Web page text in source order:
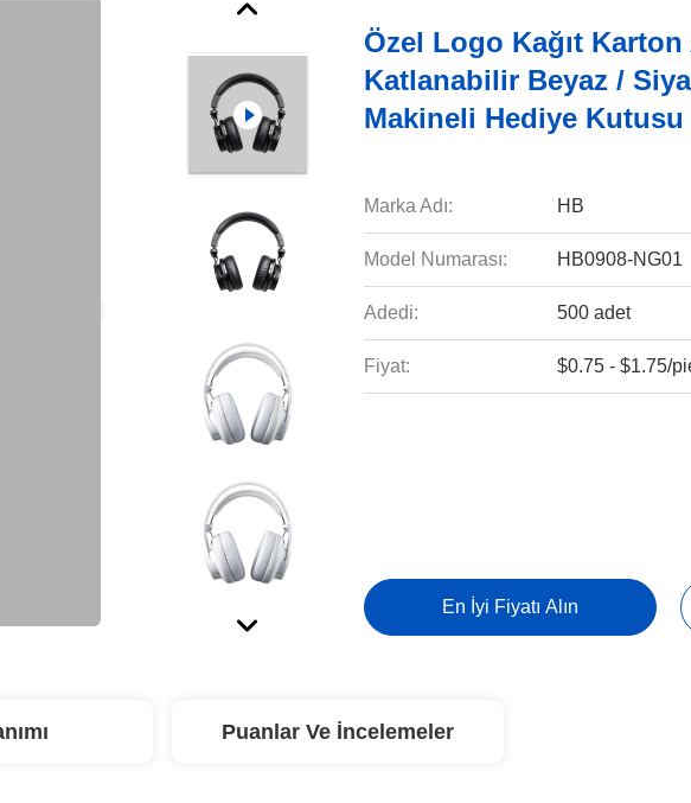
Özel Logo Kağıt Karton
Katlanabilir Beyaz /
Makineli Hediye Kutusu
Marka Adı: HB
Model Numarası: HB0908-NG01
Adedi: 500 adet
Fiyat: $0.75 - $1.75/
En İyi Fiyatı Alın
Puanlar Ve İncelemeler